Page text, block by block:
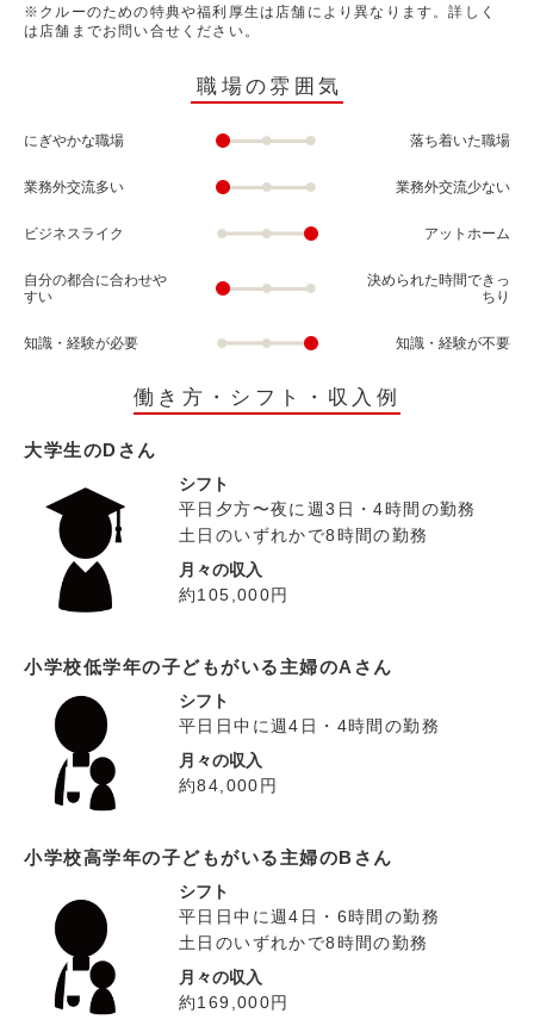
※クルーのための特典や福利厚生は店舗により異なります。詳しく
は店舗までお問い合せください。
職場の雰囲気
にぎやかな職場 落ち着いた職場
業務外交流多い 業務外交流少ない
ビジネスライク アットホーム
自分の都合に合わせや
すい
決められた時間できっ
ちり
知識・経験が必要 知識・経験が不要
働き方・シフト・収入例
大学生のDさん
シフト
平日夕方〜夜に週3日・4時間の勤務
土日のいずれかで8時間の勤務
月々の収入
約105,000円
小学校低学年の子どもがいる主婦のAさん
シフト
平日日中に週4日・4時間の勤務
月々の収入
約84,000円
小学校高学年の子どもがいる主婦のBさん
シフト
平日日中に週4日・6時間の勤務
土日のいずれかで8時間の勤務
月々の収入
約169,000円